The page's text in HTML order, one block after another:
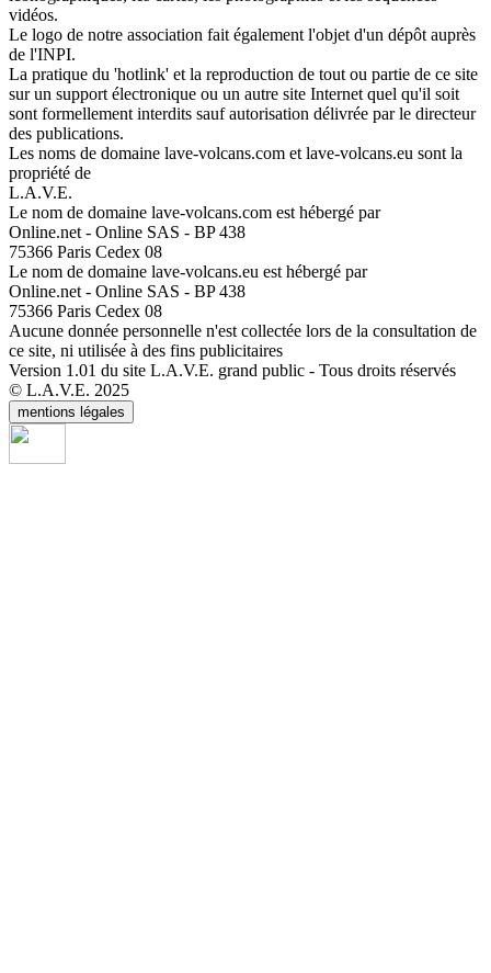
vidéos.
Le logo de notre association fait également l'objet d'un dépôt auprès
de l'INPI.
La pratique du 'hotlink' et la reproduction de tout ou partie de ce site
sur un support électronique ou un autre site Internet quel qu'il soit
sont formellement interdits sauf autorisation délivrée par le directeur
des publications.
Les noms de domaine lave-volcans.com et lave-volcans.eu sont la
propriété de
L.A.V.E.
Le nom de domaine lave-volcans.com est hébergé par
Online.net - Online SAS - BP 438
75366 Paris Cedex 08
Le nom de domaine lave-volcans.eu est hébergé par
Online.net - Online SAS - BP 438
75366 Paris Cedex 08
Aucune donnée personnelle n'est collectée lors de la consultation de
ce site, ni utilisée à des fins publicitaires
Version 1.01 du site L.A.V.E. grand public - Tous droits réservés
© L.A.V.E. 2025
mentions légales